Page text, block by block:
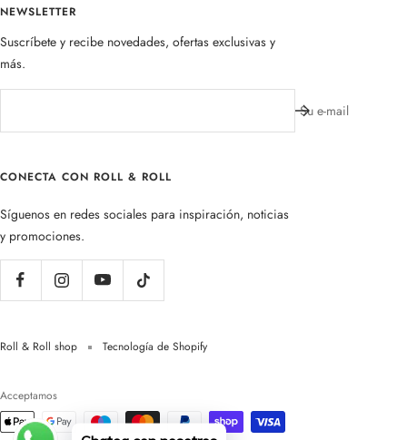
NEWSLETTER
Suscríbete y recibe novedades, ofertas exclusivas y
más.
Su e-mail
CONECTA CON ROLL & ROLL
Síguenos en redes sociales para inspiración, noticias
y promociones.
Roll & Roll shop Tecnología de Shopify
Acceptamos